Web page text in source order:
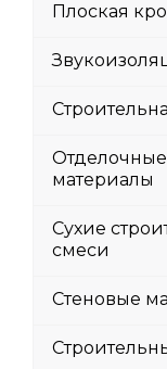
Плоская
Отделочные
материалы
Сухие
смеси
Стеновые